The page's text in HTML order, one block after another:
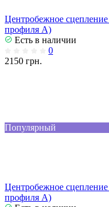
Центробежное
профиля А)
Есть в наличии
0
2150 грн.
Популярный
Центробежное
профиля А)